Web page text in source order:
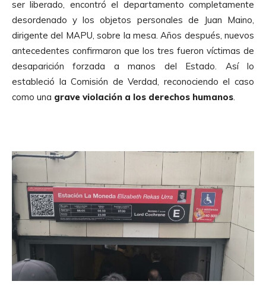
ser liberado, encontró el departamento completamente
desordenado y los objetos personales de Juan Maino,
dirigente del MAPU, sobre la mesa. Años después, nuevos
antecedentes confirmaron que los tres fueron víctimas de
desaparición forzada a manos del Estado. Así lo
estableció la Comisión de Verdad, reconociendo el caso
como una grave violación a los derechos humanos